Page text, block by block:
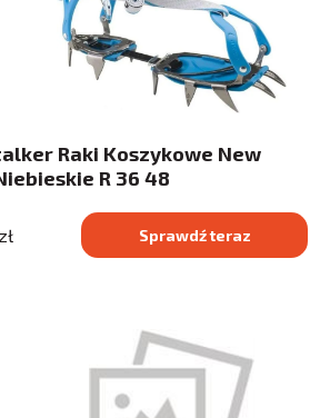
Raki Koszykowe New
R 36 48
Sprawdź teraz